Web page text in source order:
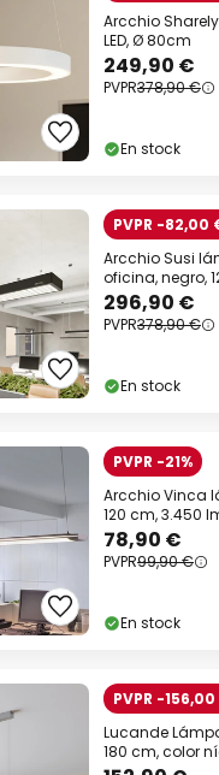
Arcchio
LED, Ø 80cm
249,90 €
PVPR378,90 €
En stock
PVPR -82,00
Arcchio Susi
oficina, negro,
296,90 €
PVPR378,90 €
En stock
PVPR -21%
Arcchio Vinca
120 cm, 3.450
78,90 €
PVPR99,90 €
En stock
PVPR -
Lucande
180 cm, color